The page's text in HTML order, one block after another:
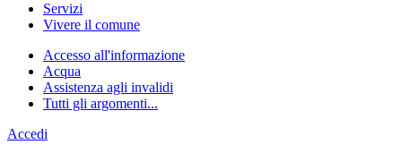
Servizi
Vivere il comune
Accesso all'informazione
Acqua
Assistenza agli invalidi
Tutti gli argomenti...
Accedi